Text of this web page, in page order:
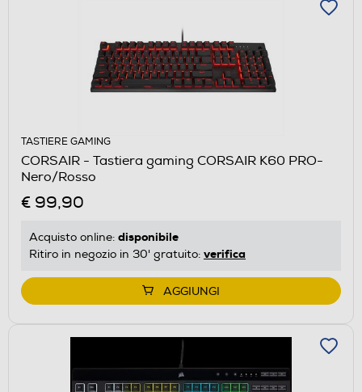
TASTIERE GAMING
CORSAIR - Tastiera gaming CORSAIR K60 PRO-
Nero/Rosso
€ 99,90
Acquisto online: disponibile
Ritiro in negozio in 30' gratuito: verifica
AGGIUNGI